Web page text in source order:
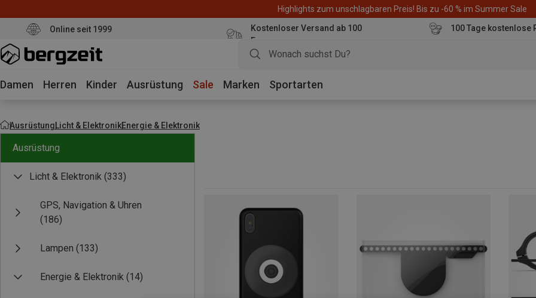
Highlights zum unschlagbaren Preis! Bis zu -60 % im Summer Sale
Online seit 1999
Kostenloser Versand ab 100
Euro
100 Tage kostenlose
Damen Herren Kinder Ausrüstung Sale Marken Sportarten
AusrüstungLicht & ElektronikEnergie & Elektronik
Ausrüstung
Licht & Elektronik (333)
GPS, Navigation & Uhren
(186)
Lampen (133)
Energie & Elektronik (14)